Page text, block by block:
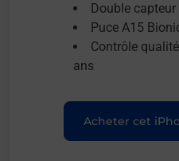
Double
Puce A15
Contrôle
ans
Acheter cet